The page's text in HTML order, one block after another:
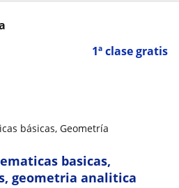
1ª clase gratis
básicas, Geometría
basicas,
geometria analitica